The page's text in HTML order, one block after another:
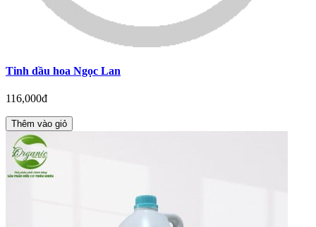
Tinh dầu hoa Ngọc Lan
116,000đ
Thêm vào giỏ